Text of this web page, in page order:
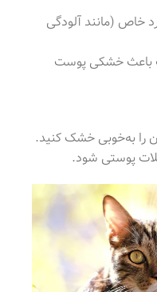
موارد خاص (مانند آلودگی
خشکی پوست
را به‌خوبی خشک کنید.
پوستی شود.